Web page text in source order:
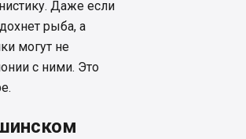
Даже если
рыба, а
могут не
с ними. Это